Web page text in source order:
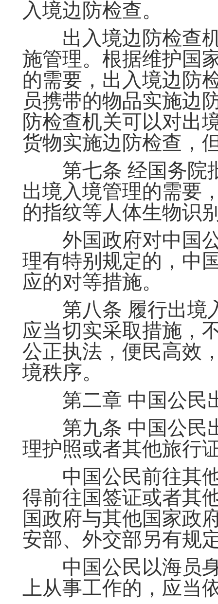
入境边防检查。
出入境边防检查机
施管理。根据维护国
的需要，出入境边防
员携带的物品实施边
防检查机关可以对出
货物实施边防检查，
第七条 经国务院
出境入境管理的需要
的指纹等人体生物识
外国政府对中国公
理有特别规定的，中
应的对等措施。
第八条 履行出境
应当切实采取措施，
公正执法，便民高效
境秩序。
第二章 中国公民
第九条 中国公民
理护照或者其他旅行
中国公民前往其他
得前往国签证或者其
国政府与其他国家政
安部、外交部另有规
中国公民以海员身
上从事工作的，应当